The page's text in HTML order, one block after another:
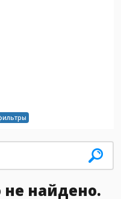
найдено.